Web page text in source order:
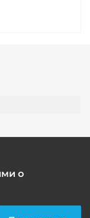
о